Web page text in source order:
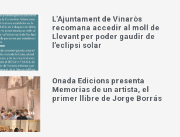
L’Ajuntament de Vinaròs
recomana accedir al moll de
Llevant per poder gaudir de
l’eclipsi solar
Onada Edicions presenta
Memorias de un artista, el
primer llibre de Jorge Borrás